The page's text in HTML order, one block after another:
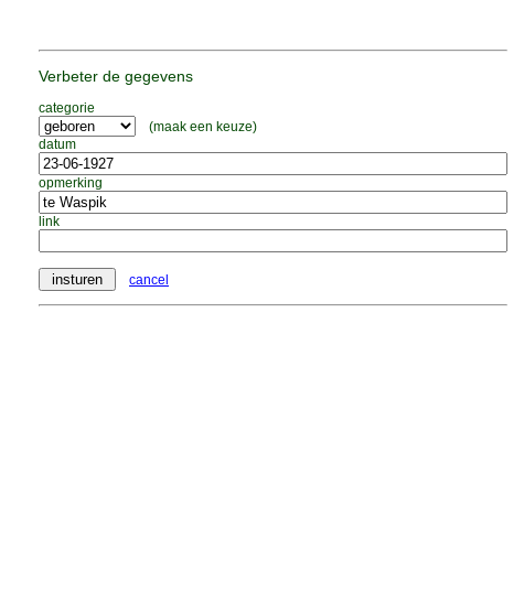
Verbeter de gegevens
categorie
(maak een keuze)
datum
opmerking
link
cancel